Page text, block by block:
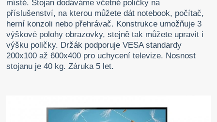
místě. Stojan dodáváme včetně poličky na
příslušenství, na kterou můžete dát notebook, počítač,
herní konzoli nebo přehrávač. Konstrukce umožňuje 3
výškové polohy obrazovky, stejně tak můžete upravit i
výšku poličky. Držák podporuje VESA standardy
200x100 až 600x400 pro uchycení televize. Nosnost
stojanu je 40 kg. Záruka 5 let.